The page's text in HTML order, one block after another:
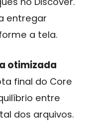
entregar
a tela.
otimizada
final do Core
entre
dos arquivos.